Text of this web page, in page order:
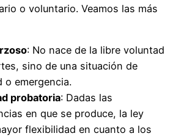
o voluntario. Veamos las más
: No nace de la libre voluntad
sino de una situación de
o emergencia.
probatoria: Dadas las
en que se produce, la ley
flexibilidad en cuanto a los